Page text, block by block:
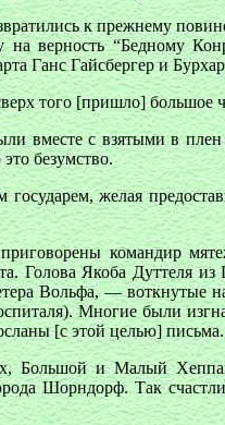
к прежнему
на верность “Бедному
Ганс Гайсбергер и
того [пришло] большое
вместе с взятыми в
безумство.
желая
командир
Голова Якоба Дуттеля
Вольфа, — воткнутые
Многие были
[с этой целью]
Большой и Малый
Шорндорф. Так